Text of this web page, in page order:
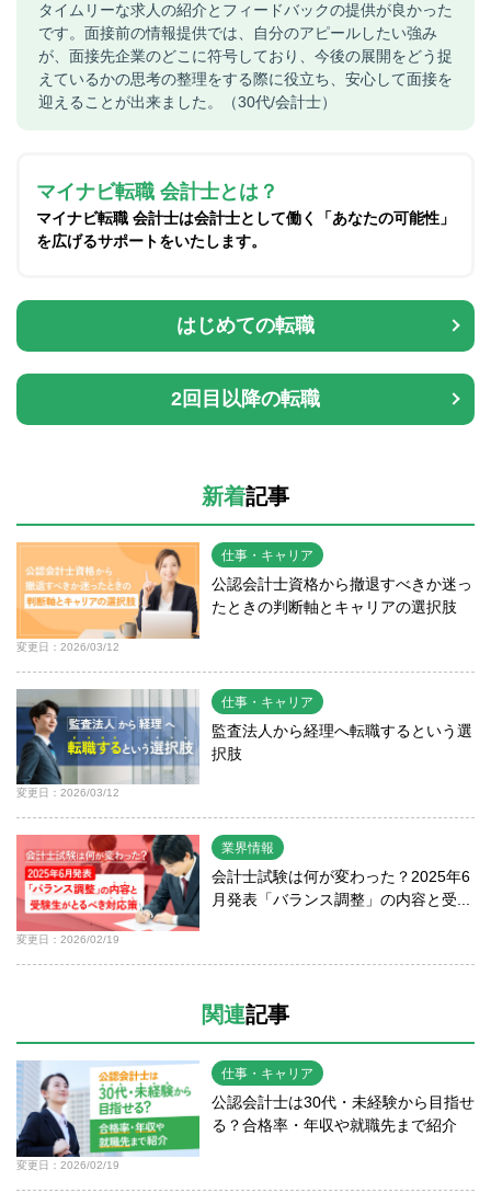
タイムリーな求人の紹介とフィードバックの提供が良かった
です。面接前の情報提供では、自分のアピールしたい強み
が、面接先企業のどこに符号しており、今後の展開をどう捉
えているかの思考の整理をする際に役立ち、安心して面接を
迎えることが出来ました。（30代/会計士）
マイナビ転職 会計士とは？
マイナビ転職 会計士は会計士として働く「あなたの可能性」
を広げるサポートをいたします。
はじめての転職
2回目以降の転職
新着記事
変更日：2026/03/12
仕事・キャリア
公認会計士資格から撤退すべきか迷っ
たときの判断軸とキャリアの選択肢
変更日：2026/03/12
仕事・キャリア
監査法人から経理へ転職するという選
択肢
変更日：2026/02/19
業界情報
会計士試験は何が変わった？2025年6
月発表「バランス調整」の内容と受...
関連記事
変更日：2026/02/19
仕事・キャリア
公認会計士は30代・未経験から目指せ
る？合格率・年収や就職先まで紹介